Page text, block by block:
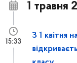
1 травня
З 1 квітня
15:33